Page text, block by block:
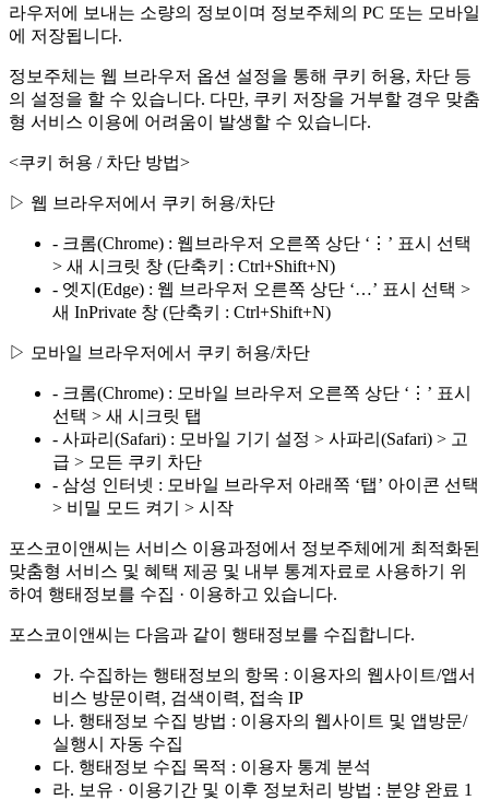
라우저에 보내는 소량의 정보이며 정보주체의 PC 또는 모바일
에 저장됩니다.
정보주체는 웹 브라우저 옵션 설정을 통해 쿠키 허용, 차단 등
의 설정을 할 수 있습니다. 다만, 쿠키 저장을 거부할 경우 맞춤
형 서비스 이용에 어려움이 발생할 수 있습니다.
<쿠키 허용 / 차단 방법>
▷ 웹 브라우저에서 쿠키 허용/차단
- 크롬(Chrome) : 웹브라우저 오른쪽 상단 ‘⋮’ 표시 선택
> 새 시크릿 창 (단축키 : Ctrl+Shift+N)
- 엣지(Edge) : 웹 브라우저 오른쪽 상단 ‘…’ 표시 선택 >
새 InPrivate 창 (단축키 : Ctrl+Shift+N)
▷ 모바일 브라우저에서 쿠키 허용/차단
- 크롬(Chrome) : 모바일 브라우저 오른쪽 상단 ‘⋮’ 표시
선택 > 새 시크릿 탭
- 사파리(Safari) : 모바일 기기 설정 > 사파리(Safari) > 고
급 > 모든 쿠키 차단
- 삼성 인터넷 : 모바일 브라우저 아래쪽 ‘탭’ 아이콘 선택
> 비밀 모드 켜기 > 시작
포스코이앤씨는 서비스 이용과정에서 정보주체에게 최적화된
맞춤형 서비스 및 혜택 제공 및 내부 통계자료로 사용하기 위
하여 행태정보를 수집 · 이용하고 있습니다.
포스코이앤씨는 다음과 같이 행태정보를 수집합니다.
가. 수집하는 행태정보의 항목 : 이용자의 웹사이트/앱서
비스 방문이력, 검색이력, 접속 IP
나. 행태정보 수집 방법 : 이용자의 웹사이트 및 앱방문/
실행시 자동 수집
다. 행태정보 수집 목적 : 이용자 통계 분석
라. 보유 · 이용기간 및 이후 정보처리 방법 : 분양 완료 1